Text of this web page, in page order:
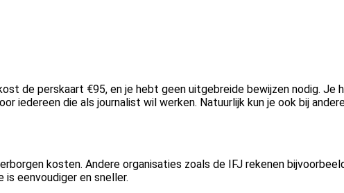
de perskaart €95, en je hebt geen uitgebreide bewijzen nodig.
iedereen die als journalist wil werken. Natuurlijk kun je ook bij
kosten. Andere organisaties zoals de IFJ rekenen
eenvoudiger en sneller.